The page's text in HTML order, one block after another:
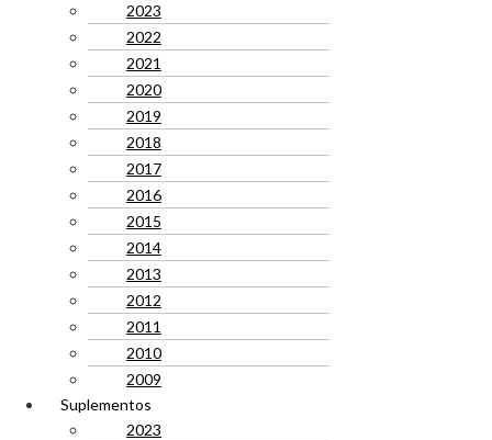
2023
2022
2021
2020
2019
2018
2017
2016
2015
2014
2013
2012
2011
2010
2009
Suplementos
2023